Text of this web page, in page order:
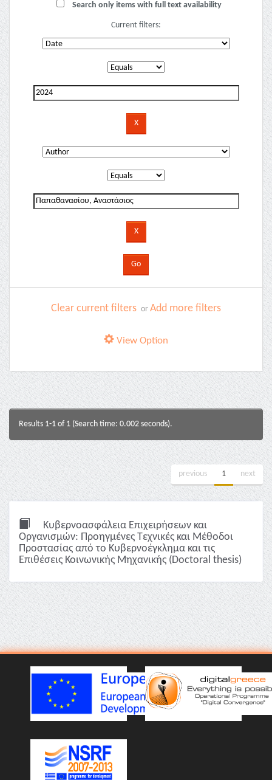
Search only items with full text availability
Current filters:
Clear current filters or Add more filters
View Option
Results 1-1 of 1 (Search time: 0.002 seconds).
previous 1 next
Κυβερνοασφάλεια Επιχειρήσεων και
Οργανισμών: Προηγμένες Τεχνικές και Μέθοδοι
Προστασίας από το Κυβερνοέγκλημα και τις
Επιθέσεις Κοινωνικής Μηχανικής (Doctoral thesis)